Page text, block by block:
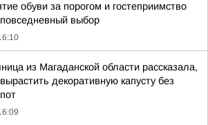
обуви за порогом и гостеприимство
повседневный выбор
из Магаданской области рассказала,
вырастить декоративную капусту без